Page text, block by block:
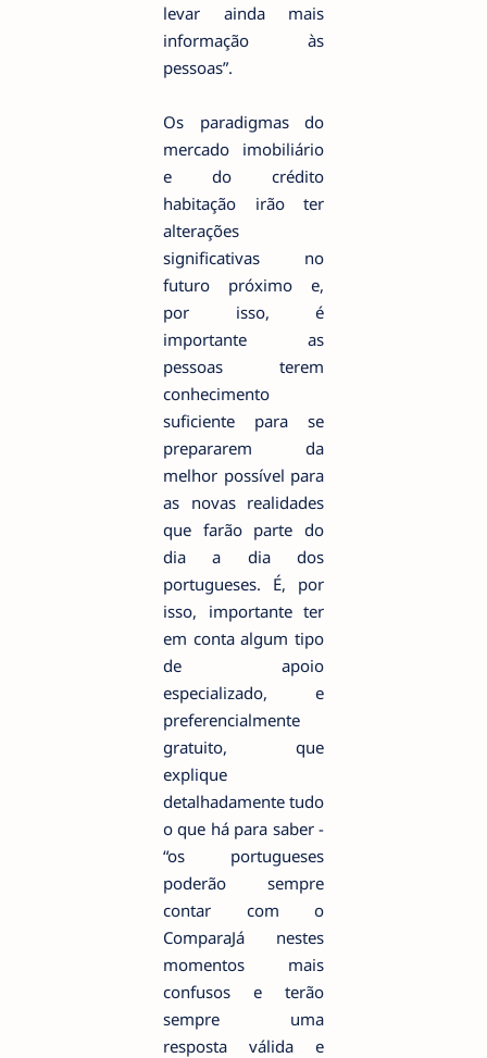
levar ainda mais
informação às
pessoas”.
Os paradigmas do
mercado imobiliário
e do crédito
habitação irão ter
alterações
significativas no
futuro próximo e,
por isso, é
importante as
pessoas terem
conhecimento
suficiente para se
prepararem da
melhor possível para
as novas realidades
que farão parte do
dia a dia dos
portugueses. É, por
isso, importante ter
em conta algum tipo
de apoio
especializado, e
preferencialmente
gratuito, que
explique
detalhadamente tudo
o que há para saber -
“os portugueses
poderão sempre
contar com o
ComparaJá nestes
momentos mais
confusos e terão
sempre uma
resposta válida e